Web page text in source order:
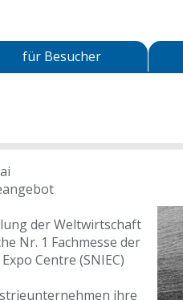
für Besucher
der Weltwirtschaft
Nr. 1 Fachmesse der
Centre (SNIEC)
ihre